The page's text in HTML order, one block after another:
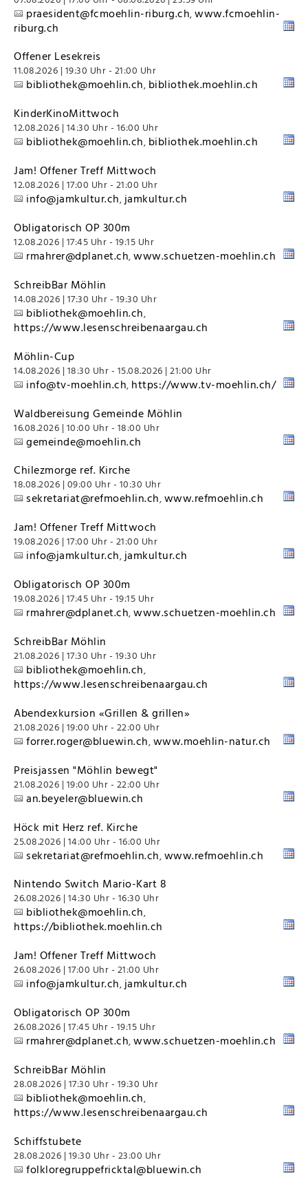
praesident@fcmoehlin-riburg.ch,www.fcmoehlin-
riburg.ch
Offener Lesekreis
11.08.2026 | 19:30 Uhr - 21:00 Uhr
bibliothek@moehlin.ch, bibliothek.moehlin.ch
KinderKinoMittwoch
12.08.2026 | 14:30 Uhr - 16:00 Uhr
bibliothek@moehlin.ch, bibliothek.moehlin.ch
Jam! Offener Treff Mittwoch
12.08.2026 | 17:00 Uhr - 21:00 Uhr
info@jamkultur.ch, jamkultur.ch
Obligatorisch OP 300m
12.08.2026 | 17:45 Uhr - 19:15 Uhr
rmahrer@dplanet.ch,www.schuetzen-moehlin.ch
SchreibBar Möhlin
14.08.2026 | 17:30 Uhr - 19:30 Uhr
bibliothek@moehlin.ch,
https://www.lesenschreibenaargau.ch
Möhlin-Cup
14.08.2026 | 18:30 Uhr - 15.08.2026 | 21:00 Uhr
info@tv-moehlin.ch, https://www.tv-moehlin.ch/
Waldbereisung Gemeinde Möhlin
16.08.2026 | 10:00 Uhr - 18:00 Uhr
gemeinde@moehlin.ch
Chilezmorge ref. Kirche
18.08.2026 | 09:00 Uhr - 10:30 Uhr
sekretariat@refmoehlin.ch,www.refmoehlin.ch
Jam! Offener Treff Mittwoch
19.08.2026 | 17:00 Uhr - 21:00 Uhr
info@jamkultur.ch, jamkultur.ch
Obligatorisch OP 300m
19.08.2026 | 17:45 Uhr - 19:15 Uhr
rmahrer@dplanet.ch,www.schuetzen-moehlin.ch
SchreibBar Möhlin
21.08.2026 | 17:30 Uhr - 19:30 Uhr
bibliothek@moehlin.ch,
https://www.lesenschreibenaargau.ch
Abendexkursion «Grillen & grillen»
21.08.2026 | 19:00 Uhr - 22:00 Uhr
forrer.roger@bluewin.ch,www.moehlin-natur.ch
Preisjassen "Möhlin bewegt"
21.08.2026 | 19:00 Uhr - 22:00 Uhr
an.beyeler@bluewin.ch
Höck mit Herz ref. Kirche
25.08.2026 | 14:00 Uhr - 16:00 Uhr
sekretariat@refmoehlin.ch,www.refmoehlin.ch
Nintendo Switch Mario-Kart 8
26.08.2026 | 14:30 Uhr - 16:30 Uhr
bibliothek@moehlin.ch,
https://bibliothek.moehlin.ch
Jam! Offener Treff Mittwoch
26.08.2026 | 17:00 Uhr - 21:00 Uhr
info@jamkultur.ch, jamkultur.ch
Obligatorisch OP 300m
26.08.2026 | 17:45 Uhr - 19:15 Uhr
rmahrer@dplanet.ch,www.schuetzen-moehlin.ch
SchreibBar Möhlin
28.08.2026 | 17:30 Uhr - 19:30 Uhr
bibliothek@moehlin.ch,
https://www.lesenschreibenaargau.ch
Schiffstubete
28.08.2026 | 19:30 Uhr - 23:00 Uhr
folkloregruppefricktal@bluewin.ch